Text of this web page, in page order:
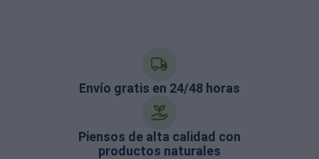
Envío gratis en 24/48 horas
Piensos de alta calidad con
productos naturales